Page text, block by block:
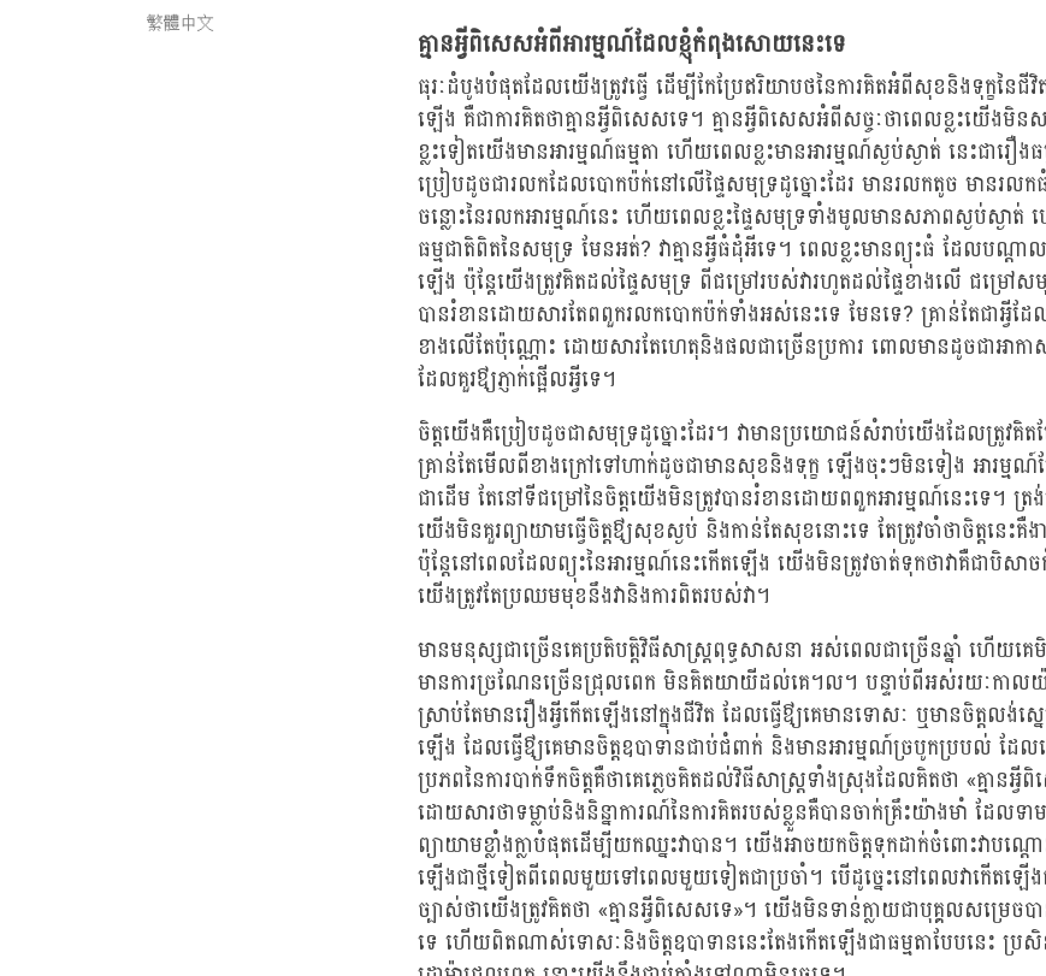
繁體中文
គ្មានអ្វីពិសេសអំពីអារម្មណ៍ដែលខ្ញុំកំពុងសោយនេះទេ
ធុរៈដំបូងបំផុតដែលយើងត្រូវធ្វើ ដើម្បីកែប្រែឥរិយាបថនៃការគិតអំពីសុខនិងទុក្ខនៃជីវិ
ឡើង គឺជាការគិតថាគ្មានអ្វីពិសេសទេ។ គ្មានអ្វីពិសេសអំពីសច្ចៈថាពេលខ្លះយើង
ខ្លះទៀតយើងមានអារម្មណ៍ធម្មតា ហើយពេលខ្លះមានអារម្មណ៍ស្ងប់ស្ងាត់ នេះជារឿង
ប្រៀបដូចជារលកដែលបោកប៉ក់នៅលើផ្ទៃសមុទ្រដូច្នោះដែរ មានរលកតូច មានរ
ចន្លោះនៃរលកអារម្មណ៍នេះ ហើយពេលខ្លះផ្ទៃសមុទ្រទាំងមូលមានសភាពស្ងប់ស្ងាត់
ធម្មជាតិពិតនៃសមុទ្រ មែនអត់? វាគ្មានអ្វីធំដុំអីទេ។ ពេលខ្លះមានព្យុះធំ ដែលបណ្ត
ឡើង ប៉ុន្តែយើងត្រូវគិតដល់ផ្ទៃសមុទ្រ ពីជម្រៅរបស់វារហូតដល់ផ្ទៃខាងលើ ជម្រៅស
បានរំខានដោយសារតែពពួករលកបោកប៉ក់ទាំងអស់នេះទេ មែនទេ? គ្រាន់តែជាអ្វីដែ
ខាងលើតែប៉ុណ្ណោះ ដោយសារតែហេតុនិងផលជាច្រើនប្រការ ពោលមានដូចជាអាកា
ដែលគួរឳ្យភ្ញាក់ផ្អើលអ្វីទេ។
ចិត្តយើងគឺប្រៀបដូចជាសមុទ្រដូច្នោះដែរ។ វាមានប្រយោជន៍សំរាប់យើងដែលត្រូវគិ
គ្រាន់តែមើលពីខាងក្រៅទៅហាក់ដូចជាមានសុខនិងទុក្ខ ឡើងចុះៗមិនទៀង អារម្មណ៍
ជាដើម តែនៅទីជម្រៅនៃចិត្តយើងមិនត្រូវបានរំខានដោយពពួកអារម្មណ៍នេះទេ។ ត្
យើងមិនគួរព្យាយាមធ្វើចិត្តឳ្យសុខស្ងប់ និងកាន់តែសុខនោះទេ តែត្រូវចាំថាចិត្តនេះគឺ
ប៉ុន្តែនៅពេលដែលព្យុះនៃអារម្មណ៍នេះកើតឡើង យើងមិនត្រូវចាត់ទុកថាវាគឺជាបិស
យើងត្រូវតែប្រឈមមុខនឹងវានិងការពិតរបស់វា។
មានមនុស្សជាច្រើនគេប្រតិបត្តិវិធីសាស្រ្តពុទ្ធសាសនា អស់ពេលជាច្រើនឆ្នាំ ហើយ
មានការច្រណែនច្រើនជ្រុលពេក មិនគិតយាយីដល់គេ។ល។ បន្ទាប់ពីអស់រយៈកាល
ស្រាប់តែមានរឿងអ្វីកើតឡើងនៅក្នុងជីវិត ដែលធ្វើឳ្យគេមានទោសៈ ឬមានចិត្តលង់ស្
ឡើង ដែលធ្វើឳ្យគេមានចិត្តឧបាទានជាប់ជំពាក់ និងមានអារម្មណ៍ច្របូកប្របល់ ដែលធ្
ប្រភពនៃការបាក់ទឹកចិត្តគឺថាគេភ្លេចគិតដល់វិធីសាស្រ្តទាំងស្រុងដែលគិតថា «គ្មានអ្វី
ដោយសារថាទម្លាប់និងនិន្នាការណ៍នៃការគិតរបស់ខ្លួនគឺបានចាក់គ្រឹះយ៉ាងមាំ ដែលទា
ព្យាយាមខ្លាំងក្លាបំផុតដើម្បីយកឈ្នះវាបាន។ យើងអាចយកចិត្តទុកដាក់ចំពោះវាបណ្តោ
ឡើងជាថ្មីទៀតពីពេលមួយទៅពេលមួយទៀតជាប្រចាំ។ បើដូច្នេះនៅពេលវាកើតឡើងជ
ច្បាស់ថាយើងត្រូវគិតថា «គ្មានអ្វីពិសេសទេ»។ យើងមិនទាន់ក្លាយជាបុគ្គលសម្រេចប
ទេ ហើយពិតណាស់ទោសៈនិងចិត្តឧបាទាននេះតែងកើតឡើងជាធម្មតាបែបនេះ ប្រសិ